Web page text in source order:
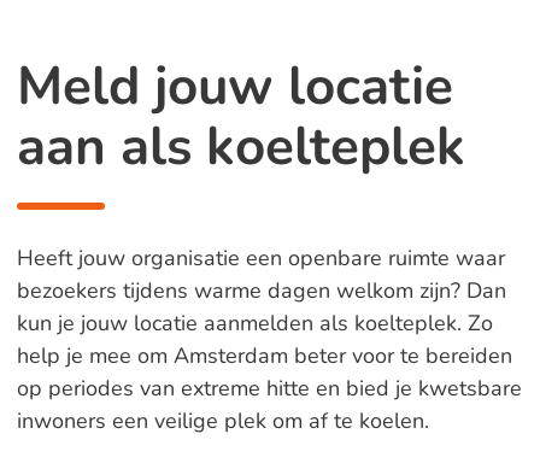
Meld jouw locatie
aan als koelteplek
Heeft jouw organisatie een openbare ruimte waar
bezoekers tijdens warme dagen welkom zijn? Dan
kun je jouw locatie aanmelden als koelteplek. Zo
help je mee om Amsterdam beter voor te bereiden
op periodes van extreme hitte en bied je kwetsbare
inwoners een veilige plek om af te koelen.